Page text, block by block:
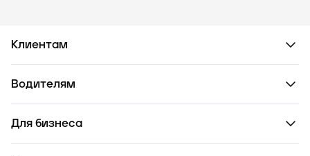
Клиентам
Водителям
Для бизнеса